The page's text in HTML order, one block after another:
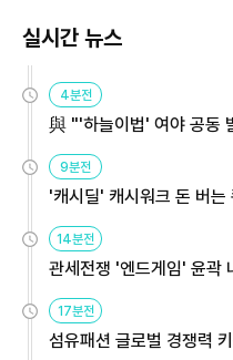
실시간 뉴스
4분전
與 "'하늘이법' 여야 공동
9분전
'캐시딜' 캐시워크 돈 버는
14분전
관세전쟁 '엔드게임' 윤곽
17분전
섬유패션 글로벌 경쟁력